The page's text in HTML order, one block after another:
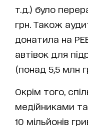
т.д.) було
грн. Також
донатила на
автівок для
(понад 5,5 млн
Окрім того,
медійниками
10 мільйонів